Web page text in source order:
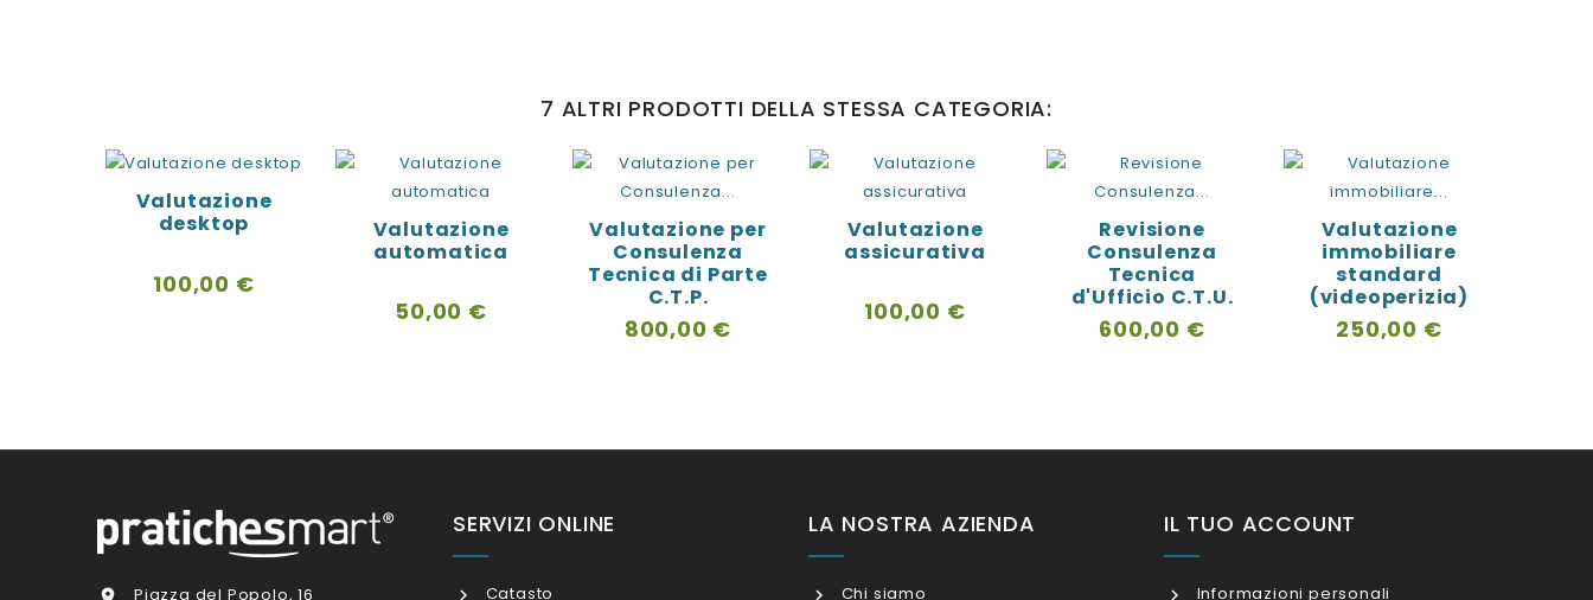
7 ALTRI PRODOTTI DELLA STESSA CATEGORIA:
Valutazione
desktop
Prezzo
100,00 €
Valutazione
automatica
Prezzo
50,00 €
Valutazione per
Consulenza
Tecnica di Parte
C.T.P.
Prezzo
800,00 €
Valutazione
assicurativa
Prezzo
100,00 €
Revisione
Consulenza
Tecnica
d'Ufficio C.T.U.
Prezzo
600,00 €
Valutazione
immobiliare
standard
(videoperizia)
Prezzo
250,00 €
Piazza del Popolo, 16
SERVIZI ONLINE
Catasto
LA NOSTRA AZIENDA
Chi siamo
IL TUO ACCOUNT
Informazioni personali